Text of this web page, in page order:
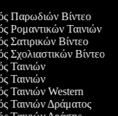
Παρωδιών Βίντεο
Ρομαντικών Ταινιών
Σατιρικών Βίντεο
Σχολιαστικών Βίντεο
Ταινιών
Ταινιών
Ταινιών Western
Ταινιών Δράματος